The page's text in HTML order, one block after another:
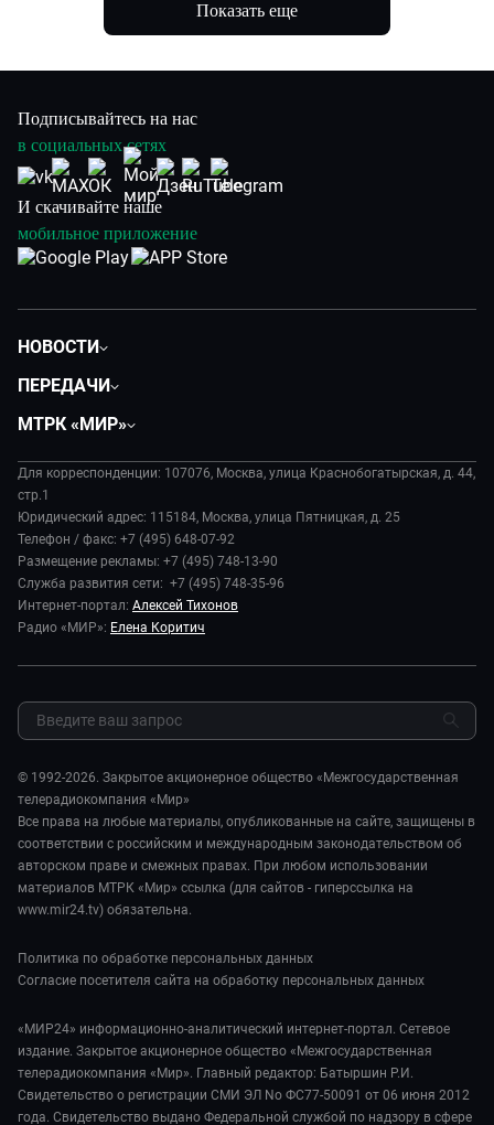
Показать еще
Подписывайтесь на нас
в социальных сетях
И скачивайте наше
мобильное приложение
НОВОСТИ
Экономика
Происшествия
В содружестве
В мире
Наука и технологии
Здоровье и медицина
Спорт
Шоу-бизнес
Стиль жизни
Сад и огород
ПЕРЕДАЧИ
Дела судебные
Диктор делает
Игра в кино
Игра в кино. Мультфильмы
Исторический детектив
Миллион за 5 минут
Мировое соглашение
Предварительный диагноз
Пять причин поехать в...
МТРК «МИР»
История
Руководство
Новости компании
Пресса о нас
Карьера
Реклама
Закупки и тендеры
Обратная связь
Для корреспонденции: 107076, Москва, улица Краснобогатырская, д. 44,
стр.1
Юридический адрес: 115184, Москва, улица Пятницкая, д. 25
Телефон / факс: +7 (495) 648-07-92
Размещение рекламы: +7 (495) 748-13-90
Служба развития сети: +7 (495) 748-35-96
Интернет-портал: Алексей Тихонов
Радио «МИР»: Елена Коритич
© 1992-2026. Закрытое акционерное общество «Межгосударственная
телерадиокомпания «Мир»
Все права на любые материалы, опубликованные на сайте, защищены в
соответствии с российским и международным законодательством об
авторском праве и смежных правах. При любом использовании
материалов МТРК «Мир» ссылка (для сайтов - гиперссылка на
www.mir24.tv) обязательна.
Политика по обработке персональных данных
Согласие посетителя сайта на обработку персональных данных
«МИР24» информационно-аналитический интернет-портал. Сетевое
издание. Закрытое акционерное общество «Межгосударственная
телерадиокомпания «Мир». Главный редактор: Батыршин Р.И.
Свидетельство о регистрации СМИ ЭЛ No ФС77-50091 от 06 июня 2012
года. Свидетельство выдано Федеральной службой по надзору в сфере